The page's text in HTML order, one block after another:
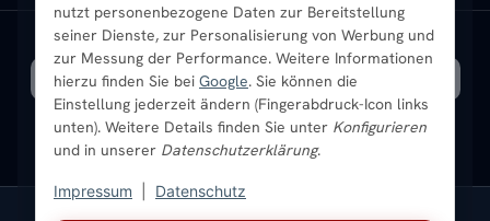
nutzt personenbezogene Daten zur Bereitstellung
seiner Dienste, zur Personalisierung von Werbung und
zur Messung der Performance. Weitere Informationen
hierzu finden Sie bei Google. Sie können die
Einstellung jederzeit ändern (Fingerabdruck-Icon links
unten). Weitere Details finden Sie unter Konfigurieren
und in unserer Datenschutzerklärung.
Impressum Datenschutz
Bestpreisgarantie VERSAND MIT